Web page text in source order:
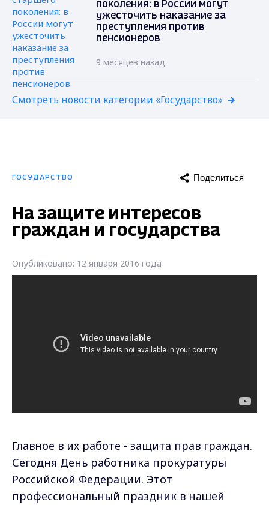
поколения: в России могут
ужесточить наказание за
преступления против
пенсионеров
9 месяцев назад
Смотреть новости категории «Государство»
ГОСУДАРСТВО Поделиться
На защите интересов
граждан и государства
Опубликовано: 12 января 2016 года
Главное в их работе - защита прав граждан.
Сегодня День работника прокуратуры
Российской Федерации. Этот
профессиональный праздник в нашей